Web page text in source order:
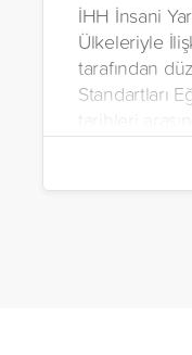
İHH İnsani
Ülkeleriyle
tarafından
Standartları